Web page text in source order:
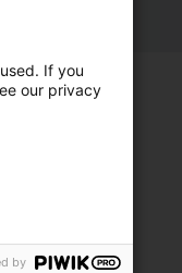
If you
our privacy
by